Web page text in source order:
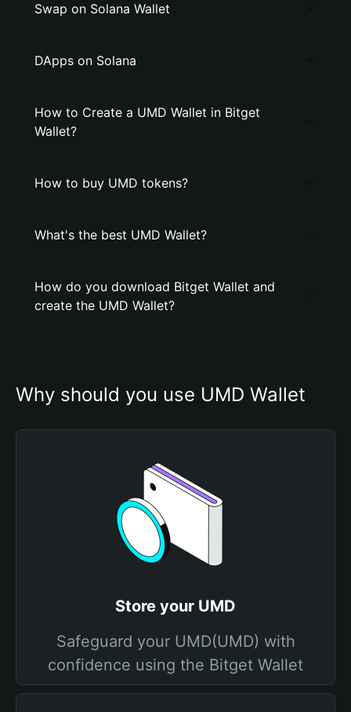
Swap on Solana Wallet
DApps on Solana
How to Create a UMD Wallet in Bitget
Wallet?
How to buy UMD tokens?
What's the best UMD Wallet?
How do you download Bitget Wallet and
create the UMD Wallet?
Why should you use UMD Wallet
Store your UMD
Safeguard your UMD(UMD) with
confidence using the Bitget Wallet